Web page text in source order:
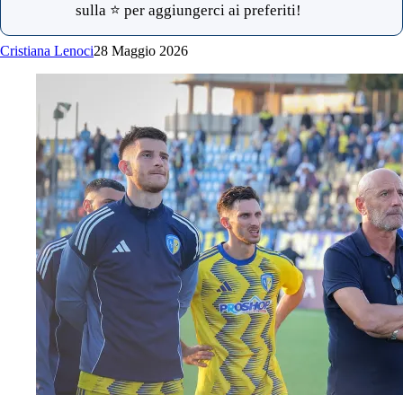
sulla ⭐ per aggiungerci ai preferiti!
Cristiana Lenoci28 Maggio 2026